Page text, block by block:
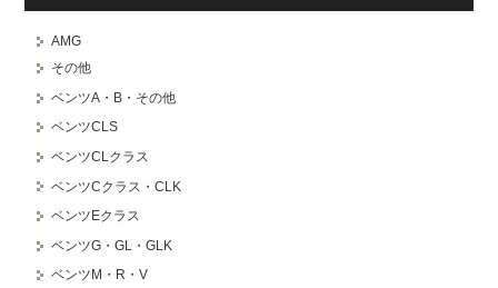
AMG
その他
ベンツA・B・その他
ベンツCLS
ベンツCLクラス
ベンツCクラス・CLK
ベンツEクラス
ベンツG・GL・GLK
ベンツM・R・V